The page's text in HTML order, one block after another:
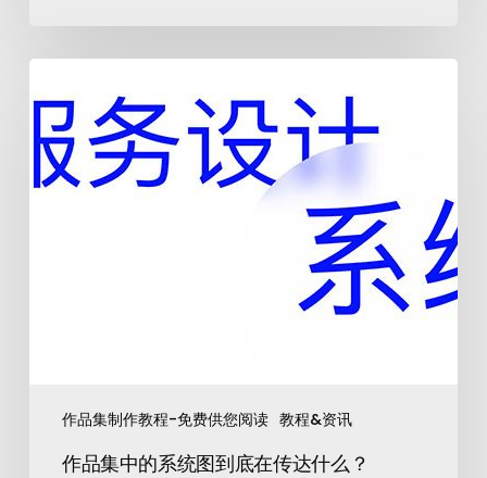
作品集制作教程-免费供您阅读 教程&资讯
作品集中的系统图到底在传达什么？